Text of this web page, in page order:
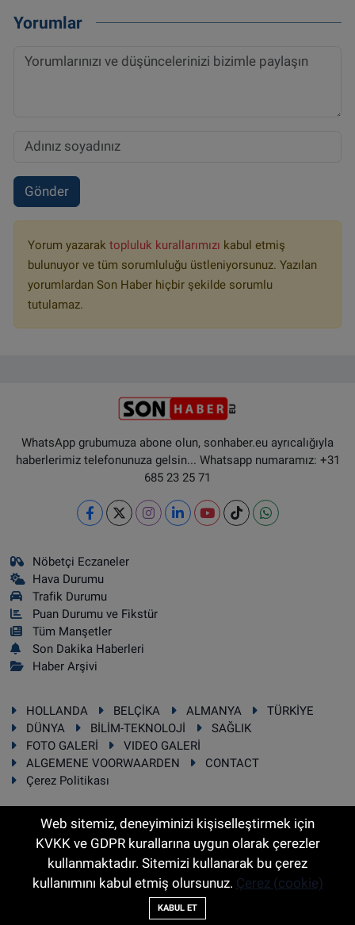
Yorumlar
Gönder
Yorum yazarak topluluk kurallarımızı kabul etmiş
bulunuyor ve tüm sorumluluğu üstleniyorsunuz. Yazılan
yorumlardan Son Haber hiçbir şekilde sorumlu
tutulamaz.
WhatsApp grubumuza abone olun, sonhaber.eu ayrıcalığıyla
haberlerimiz telefonunuza gelsin... Whatsapp numaramız: +31
685 23 25 71
Nöbetçi Eczaneler
Hava Durumu
Trafik Durumu
Puan Durumu ve Fikstür
Tüm Manşetler
Son Dakika Haberleri
Haber Arşivi
HOLLANDA BELÇİKA ALMANYA
TÜRKİYE
DÜNYA
BİLİM-TEKNOLOJİ
SAĞLIK
FOTO GALERİ
VIDEO GALERİ
ALGEMENE VOORWAARDEN
CONTACT
Çerez Politikası
RSS Copyright © 2025 Sonhaber.eu Her hakkı saklıdır.
Haber Yazılımı:TE Bilişim
Web sitemiz, deneyiminizi kişiselleştirmek için
KVKK ve GDPR kurallarına uygun olarak çerezler
kullanmaktadır. Sitemizi kullanarak bu çerez
kullanımını kabul etmiş olursunuz. Çerez (cookie)
KABUL ET